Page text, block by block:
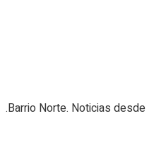
.Barrio Norte. Noticias